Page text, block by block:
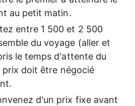
au petit matin.
entre 1 500 et 2 500
du voyage (aller et
le temps d'attente du
prix doit être négocié
d'un prix fixe avant